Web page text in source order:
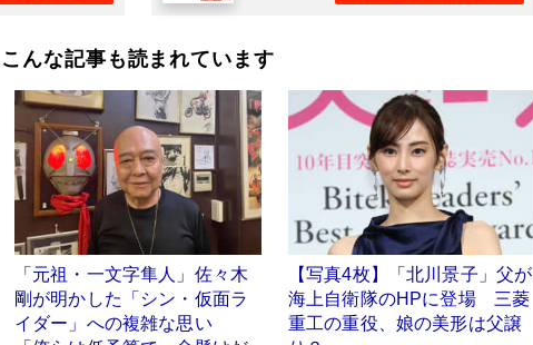
こんな記事も読まれています
「元祖・一文字隼人」佐々木
剛が明かした「シン・仮面ラ
イダー」への複雑な思い
【写真4枚】「北川景子」父が
海上自衛隊のHPに登場 三菱
重工の重役、娘の美形は父譲